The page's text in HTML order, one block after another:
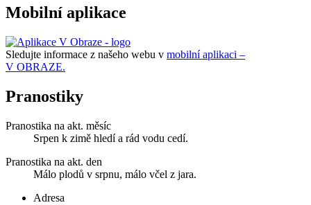
Mobilní aplikace
Sledujte informace z našeho webu v mobilní aplikaci –
V OBRAZE.
Pranostiky
Pranostika na akt. měsíc
Srpen k zimě hledí a rád vodu cedí.
Pranostika na akt. den
Málo plodů v srpnu, málo včel z jara.
Adresa